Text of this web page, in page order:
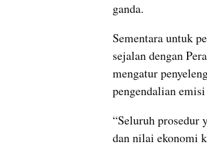
ganda.
Sementara untuk
sejalan dengan
mengatur
pengendalian
“Seluruh prosedur
dan nilai ekonomi